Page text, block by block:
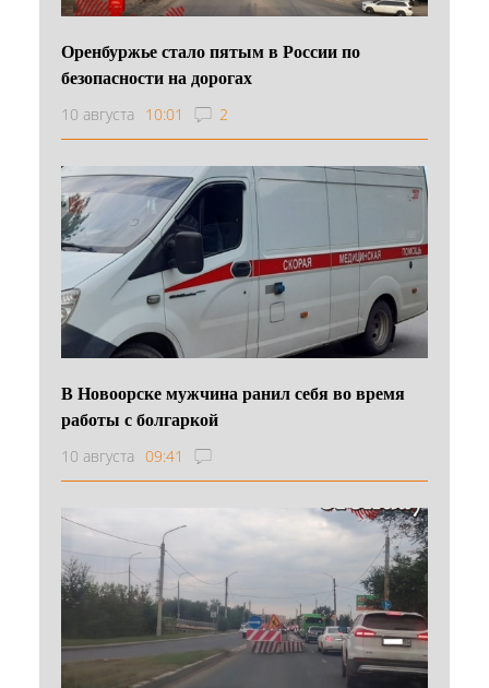
Оренбуржье стало пятым в России по
безопасности на дорогах
10 августа 10:01 2
В Новоорске мужчина ранил себя во время
работы с болгаркой
10 августа 09:41